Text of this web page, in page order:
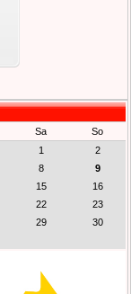
Sa
So
1
2
8
9
15
16
22
23
29
30